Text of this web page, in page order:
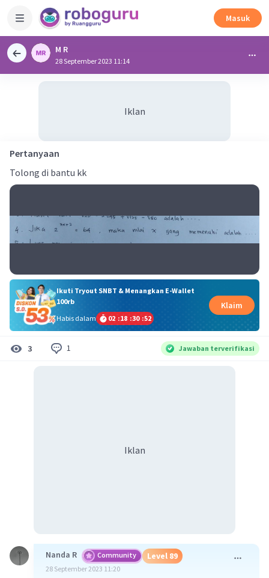
Masuk
M R
28 September 2023 11:14
Iklan
Pertanyaan
Tolong di bantu kk
Ikuti Tryout SNBT & Menangkan E-Wallet
100rb
Habis dalam
02 :18 :30 :52
Klaim
3 1 Jawaban terverifikasi
Iklan
Nanda R Community Level 89
28 September 2023 11:20